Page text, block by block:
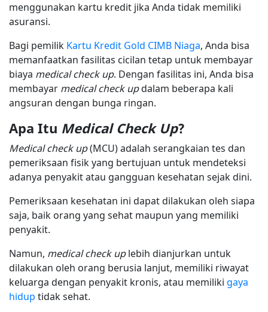
menggunakan kartu kredit jika Anda tidak memiliki
asuransi.
Bagi pemilik Kartu Kredit Gold CIMB Niaga, Anda bisa
memanfaatkan fasilitas cicilan tetap untuk membayar
biaya medical check up. Dengan fasilitas ini, Anda bisa
membayar medical check updalam beberapa kali
angsuran dengan bunga ringan.
Apa Itu Medical Check Up?
Medical check up(MCU) adalah serangkaian tes dan
pemeriksaan fisik yang bertujuan untuk mendeteksi
adanya penyakit atau gangguan kesehatan sejak dini.
Pemeriksaan kesehatan ini dapat dilakukan oleh siapa
saja, baik orang yang sehat maupun yang memiliki
penyakit.
Namun, medical check uplebih dianjurkan untuk
dilakukan oleh orang berusia lanjut, memiliki riwayat
keluarga dengan penyakit kronis, atau memiliki gaya
hidup tidak sehat.